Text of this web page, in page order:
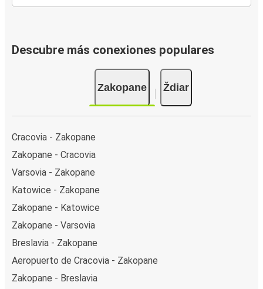
Descubre más conexiones populares
Zakopane Ždiar
Cracovia - Zakopane
Zakopane - Cracovia
Varsovia - Zakopane
Katowice - Zakopane
Zakopane - Katowice
Zakopane - Varsovia
Breslavia - Zakopane
Aeropuerto de Cracovia - Zakopane
Zakopane - Breslavia